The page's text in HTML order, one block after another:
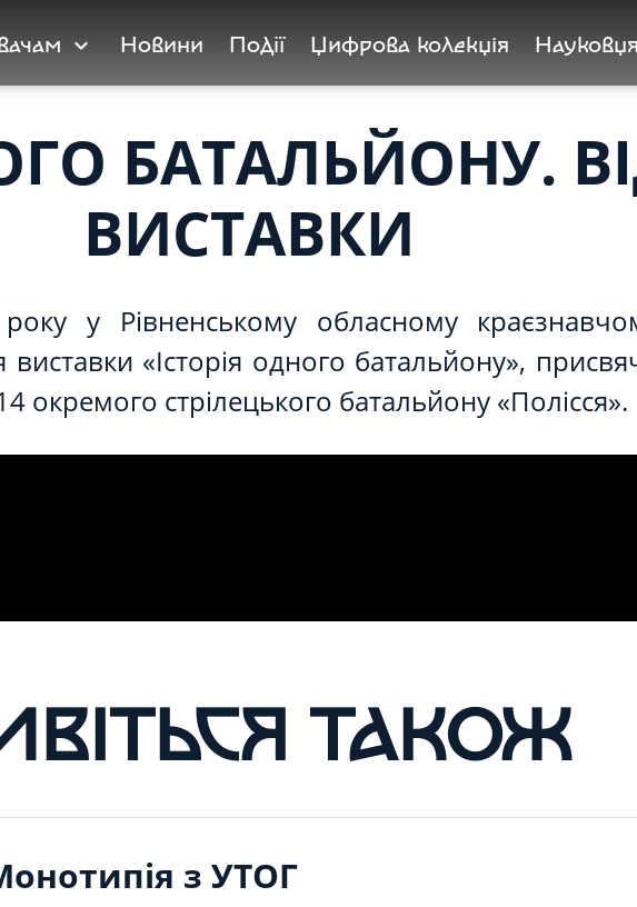
expand_more Новини Події Цифрова колекція
БАТАЛЬЙОНУ.
ВИСТАВКИ
у Рівненському обласному
виставки «Історія одного батальйону»,
окремого стрілецького батальйону «Полісся».
ТАКОЖ
з УТОГ